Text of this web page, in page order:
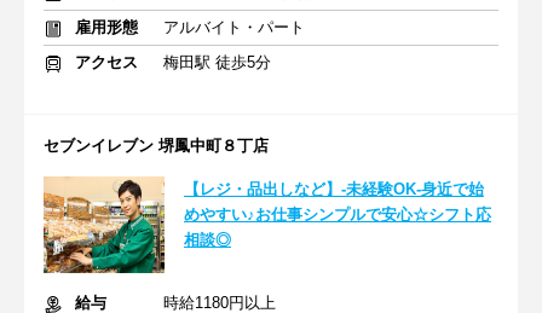
雇用形態
アルバイト・パート
アクセス
梅田駅 徒歩5分
セブンイレブン 堺鳳中町８丁店
【レジ・品出しなど】-未経験OK-身近で始
めやすい♪お仕事シンプルで安心☆シフト応
相談◎
給与
時給1180円以上